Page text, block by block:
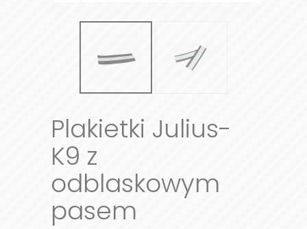
Plakietki Julius-
K9 z
odblaskowym
pasem